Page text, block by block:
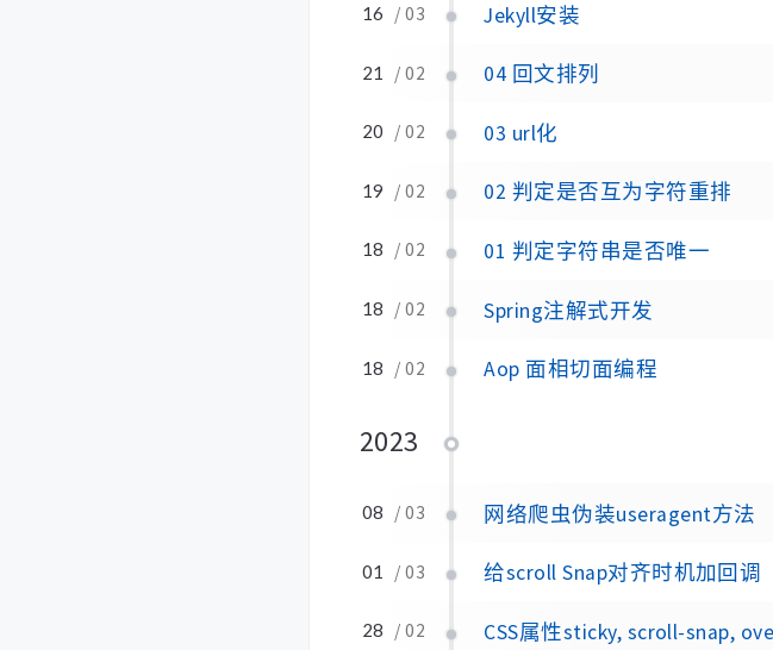
16 / 03 Jekyll安装
21 / 02 04 回文排列
20 / 02 03 url化
19 / 02 02 判定是否互为字符重排
18 / 02 01 判定字符串是否唯一
18 / 02 Spring注解式开发
18 / 02 Aop 面相切面编程
2023
08 / 03 网络爬虫伪装useragent方法
01 / 03 给scroll Snap对齐时机加回调
28 / 02 CSS属性sticky, scroll-snap,